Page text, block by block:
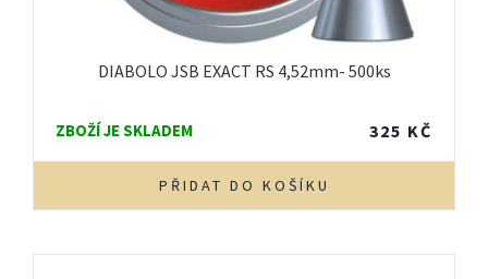
DIABOLO JSB EXACT RS 4,52mm- 500ks
ZBOŽÍ JE SKLADEM 325 KČ
PŘIDAT DO KOŠÍKU